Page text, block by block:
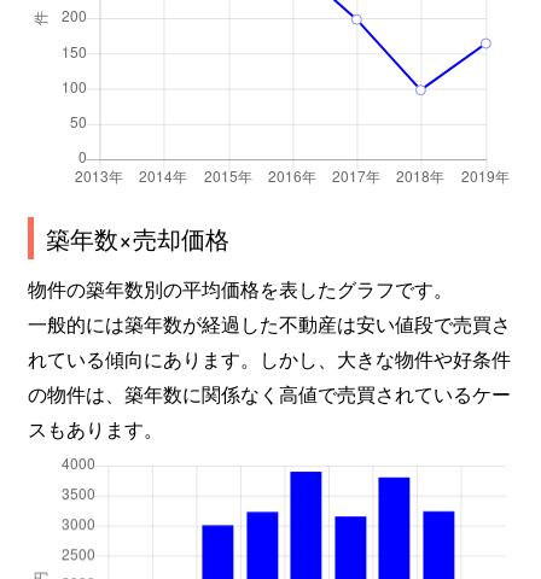
築年数×売却価格
物件の築年数別の平均価格を表したグラフです。
一般的には築年数が経過した不動産は安い値段で売買さ
れている傾向にあります。しかし、大きな物件や好条件
の物件は、築年数に関係なく高値で売買されているケー
スもあります。